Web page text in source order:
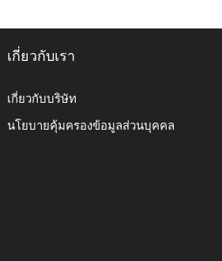
เกี่ยวกับเรา
เกี่ยวกับบริษัท
นโยบายคุ้มครองข้อมูลส่วนบุคคล